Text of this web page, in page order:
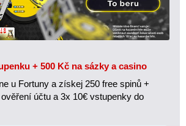
+ 500 Kč na sázky a casino
u Fortuny a získej 250 free spinů +
účtu a 3x 10€ vstupenky do